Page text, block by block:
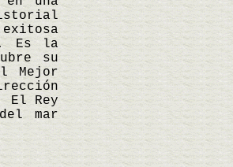
Es la
su
Mejor
El Rey
mar